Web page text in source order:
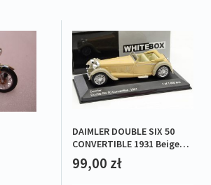
DAIMLER DOUBLE SIX 50
CONVERTIBLE 1931 Beige
L.E.1/1000
99,00 zł